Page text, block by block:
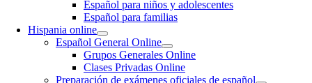
Español para niños y adolescentes
Español para familias
Hispania online
Español General Online
Grupos Generales Online
Clases Privadas Online
Preparación de exámenes oficiales de español